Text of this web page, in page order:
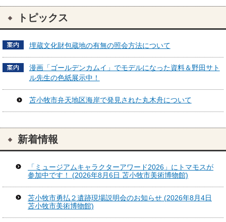
トピックス
埋蔵文化財包蔵地の有無の照会方法について
漫画「ゴールデンカムイ」でモデルになった資料＆野田サト
ル先生の色紙展示中！
苫小牧市弁天地区海岸で発見された丸木舟について
新着情報
「ミュージアムキャラクターアワード2026」にトマモスが
参加中です！ (2026年8月6日 苫小牧市美術博物館)
苫小牧市勇払２遺跡現場説明会のお知らせ (2026年8月4日
苫小牧市美術博物館)